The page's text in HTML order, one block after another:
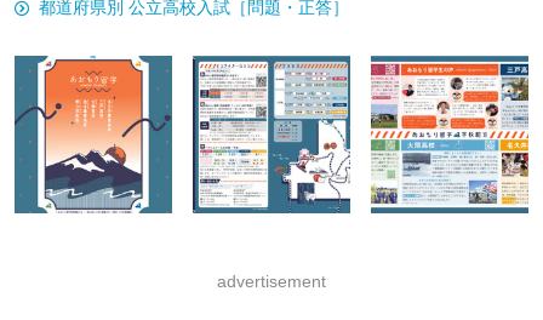
都道府県別 公立高校入試［問題・正答］
advertisement